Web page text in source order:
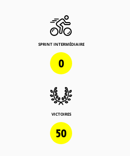
SPRINT INTERMÉDIAIRE
0
VICTOIRES
50